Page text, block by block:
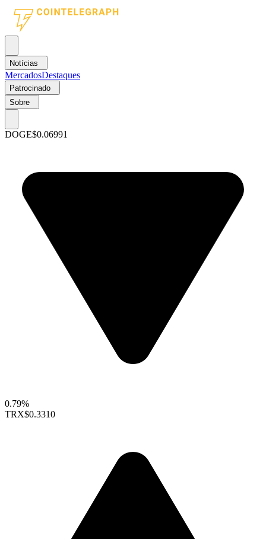
Notícias
MercadosDestaques
Patrocinado
Sobre
DOGE$0.06991
0.79%
TRX$0.3310